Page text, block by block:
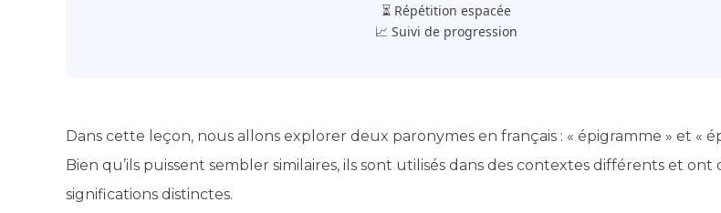
⏳ Répétition espacée
📈 Suivi de progression
Dans cette leçon, nous allons explorer deux paronymes en français : « épigramme » et «
Bien qu’ils puissent sembler similaires, ils sont utilisés dans des contextes différents et ont
significations distinctes.